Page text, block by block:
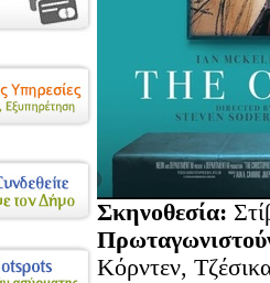
Σκηνοθεσία:
Κόρντεν,